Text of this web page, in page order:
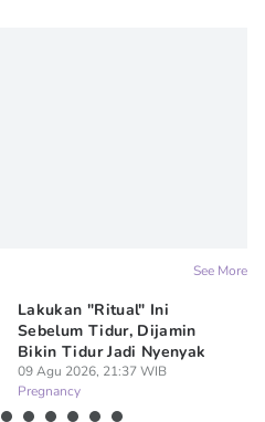
See More
Lakukan "Ritual" Ini
Sebelum Tidur, Dijamin
Bikin Tidur Jadi Nyenyak
09 Agu 2026, 21:37 WIB
Pregnancy